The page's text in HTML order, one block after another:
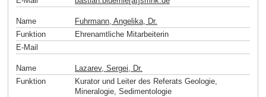
Name
Fuhrmann, Angelika, Dr.
Funktion
Ehrenamtliche Mitarbeiterin
E-Mail
Name
Lazarev, Sergei, Dr.
Funktion
Kurator und Leiter des Referats Geologie,
Mineralogie, Sedimentologie